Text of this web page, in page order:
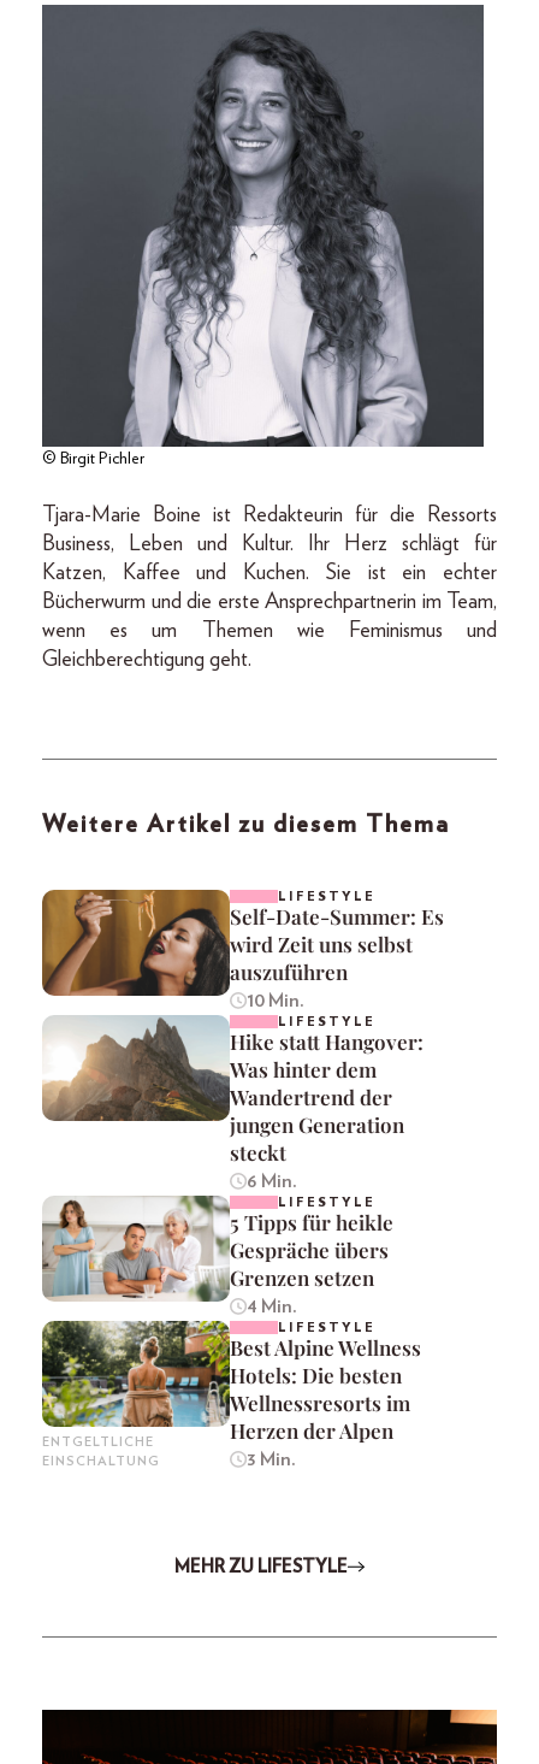
© Birgit Pichler
Tjara-Marie Boine ist Redakteurin für die Ressorts
Business, Leben und Kultur. Ihr Herz schlägt für
Katzen, Kaffee und Kuchen. Sie ist ein echter
Bücherwurm und die erste Ansprechpartnerin im Team,
wenn es um Themen wie Feminismus und
Gleichberechtigung geht.
Weitere Artikel zu diesem Thema
LIFESTYLE
Self-Date-Summer: Es
wird Zeit uns selbst
auszuführen
10 Min.
LIFESTYLE
Hike statt Hangover:
Was hinter dem
Wandertrend der
jungen Generation
steckt
6 Min.
LIFESTYLE
5 Tipps für heikle
Gespräche übers
Grenzen setzen
4 Min.
ENTGELTLICHE
EINSCHALTUNG
LIFESTYLE
Best Alpine Wellness
Hotels: Die besten
Wellnessresorts im
Herzen der Alpen
3 Min.
MEHR ZU LIFESTYLE